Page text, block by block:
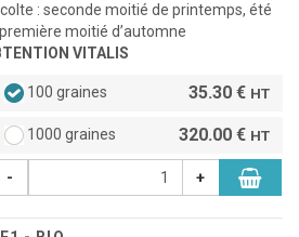
: seconde moitié de printemps, été
moitié d’automne
VITALIS
100 graines 35.30 € HT
1000 graines 320.00 € HT
- +